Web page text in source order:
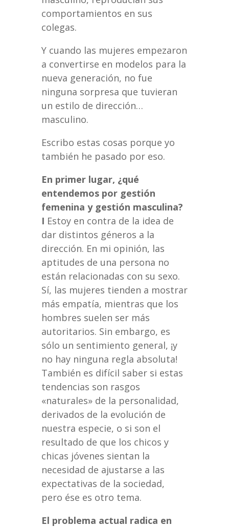
comportamientos en sus
colegas.
Y cuando las mujeres empezaron
a convertirse en modelos para la
nueva generación, no fue
ninguna sorpresa que tuvieran
un estilo de dirección…
masculino.
Escribo estas cosas porque yo
también he pasado por eso.
En primer lugar, ¿qué
entendemos por gestión
femenina y gestión masculina?
I Estoy en contra de la idea de
dar distintos géneros a la
dirección. En mi opinión, las
aptitudes de una persona no
están relacionadas con su sexo.
Sí, las mujeres tienden a mostrar
más empatía, mientras que los
hombres suelen ser más
autoritarios. Sin embargo, es
sólo un sentimiento general, ¡y
no hay ninguna regla absoluta!
También es difícil saber si estas
tendencias son rasgos
«naturales» de la personalidad,
derivados de la evolución de
nuestra especie, o si son el
resultado de que los chicos y
chicas jóvenes sientan la
necesidad de ajustarse a las
expectativas de la sociedad,
pero ése es otro tema.
El problema actual radica en